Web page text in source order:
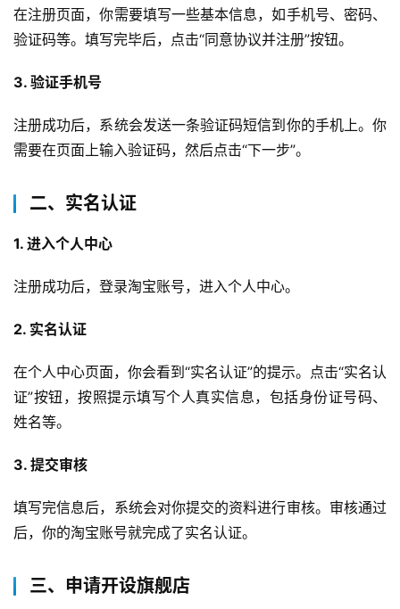
在注册页面，你需要填写一些基本信息，如手机号、密码、
验证码等。填写完毕后，点击“同意协议并注册”按钮。
3. 验证手机号
注册成功后，系统会发送一条验证码短信到你的手机上。你
需要在页面上输入验证码，然后点击“下一步”。
二、实名认证
1. 进入个人中心
注册成功后，登录淘宝账号，进入个人中心。
2. 实名认证
在个人中心页面，你会看到“实名认证”的提示。点击“实名认
证”按钮，按照提示填写个人真实信息，包括身份证号码、
姓名等。
3. 提交审核
填写完信息后，系统会对你提交的资料进行审核。审核通过
后，你的淘宝账号就完成了实名认证。
三、申请开设旗舰店